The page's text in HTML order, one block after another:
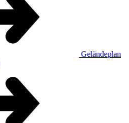
Geländeplan